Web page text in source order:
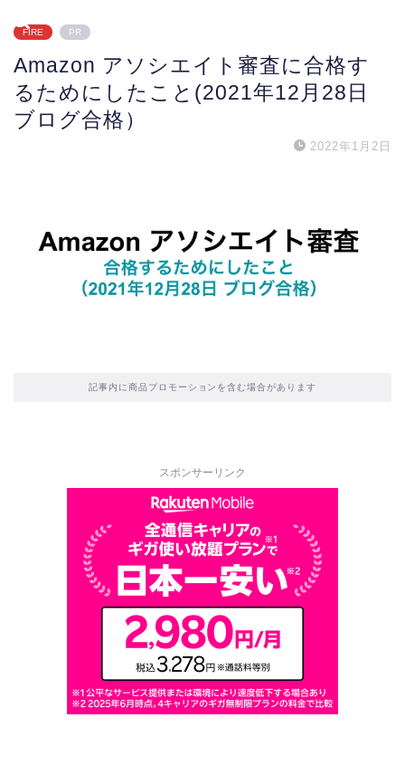
FIRE PR
Amazon アソシエイト審査に合格す
るためにしたこと(2021年12月28日
ブログ合格）
2022年1月2日
記事内に商品プロモーションを含む場合があります
スポンサーリンク